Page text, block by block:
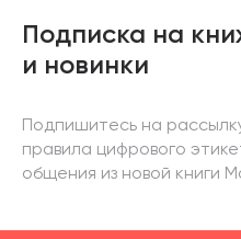
Подписка на
и новинки
Подпишитесь на
правила цифрового
общения из новой книги